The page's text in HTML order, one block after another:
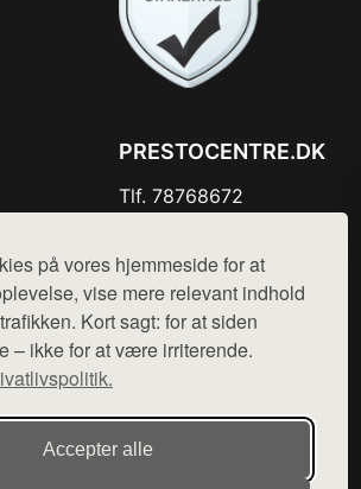
på vores hjemmeside for at
vise mere relevant indhold
Kort sagt: for at siden
– ikke for at være irriterende.
Accepter alle
PRESTOCENTRE.DK
Tlf. 78768672
Cookie- og privatlivspolitik
af want.dk, der udgiver en række
af forskellige produkter fra
sælges ikke varer fra denne side - vi
som sælger varen. Vi har heller ikke